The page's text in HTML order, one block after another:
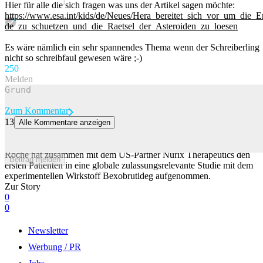
Hier für alle die sich fragen was uns der Artikel sagen möchte:
https://www.esa.int/kids/de/Neues/
de_zu_schuetzen_und_die_Raetsel_der_Asteroiden_zu_loesen
Es wäre nämlich ein sehr spannendes Thema wenn der Schreiberling
nicht so schreibfaul gewesen wäre ;-)
250
Melden
Beitrag melden
Zum Kommentar
13 Alle Kommentare anzeigen
Roche hat zusammen mit dem US-Partner Nurix Therapeutics den
ersten Patienten in eine globale zulassungsrelevante Studie mit dem
experimentellen Wirkstoff Bexobrutideg aufgenommen.
Zur Story
0
0
Newsletter
Werbung / PR